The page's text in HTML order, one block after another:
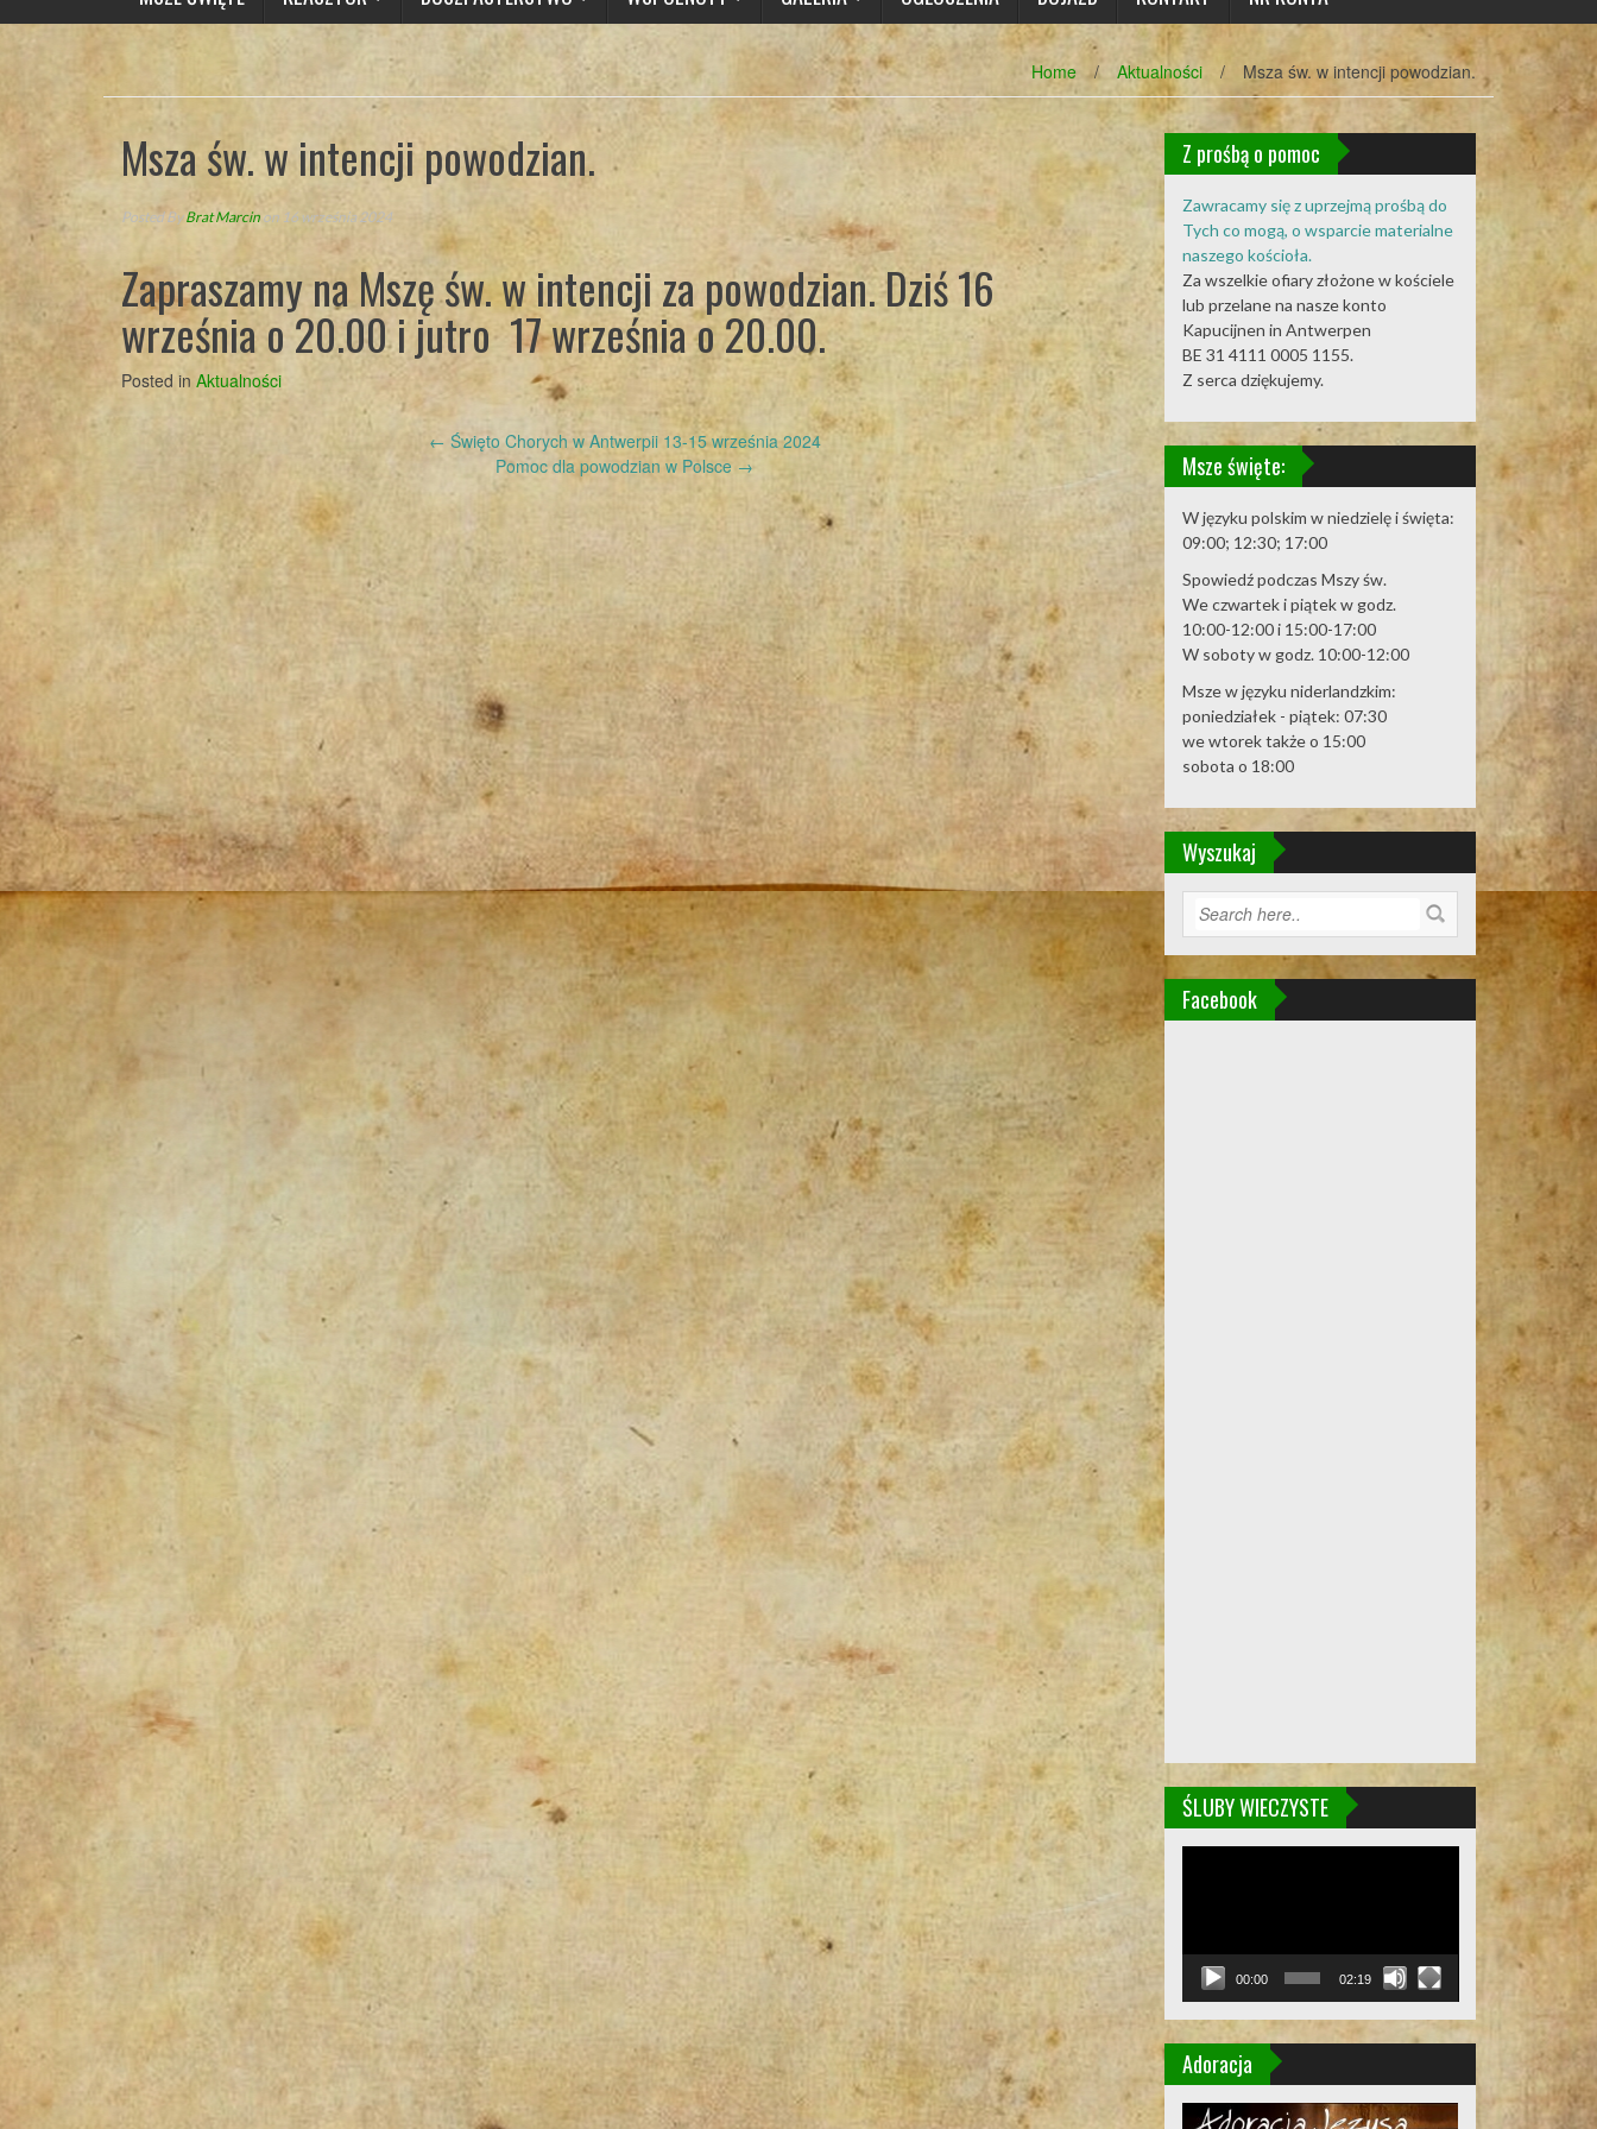
Home / Aktualności / Msza św. w intencji powodzian.
Msza św. w intencji powodzian.
Posted ByBrat Marcin on 16 września 2024
Zapraszamy na Mszę św. w intencji za powodzian. Dziś 16
września o 20.00 i jutro 17 września o 20.00.
Posted in Aktualności
Post
navigation
← Święto Chorych w Antwerpii 13-15 września 2024
Pomoc dla powodzian w Polsce →
Z prośbą o pomoc
Zawracamy się z uprzejmą prośbą do
Tych co mogą, o wsparcie materialne
naszego kościoła.
Za wszelkie ofiary złożone w kościele
lub przelane na nasze konto
Kapucijnen in Antwerpen
BE 31 4111 0005 1155.
Z serca dziękujemy.
Msze święte:
W języku polskim w niedzielę i święta:
09:00; 12:30; 17:00
Spowiedź podczas Mszy św.
We czwartek i piątek w godz.
10:00-12:00 i 15:00-17:00
W soboty w godz. 10:00-12:00
Msze w języku niderlandzkim:
poniedziałek - piątek: 07:30
we wtorek także o 15:00
sobota o 18:00
Wyszukaj
Facebook
ŚLUBY WIECZYSTE
00:00 02:19
Adoracja